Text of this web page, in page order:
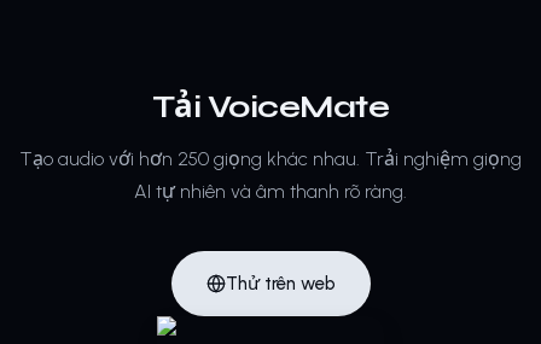
Tải VoiceMate
Tạo audio với hơn 250 giọng khác nhau. Trải nghiệm giọng
AI tự nhiên và âm thanh rõ ràng.
Thử trên web